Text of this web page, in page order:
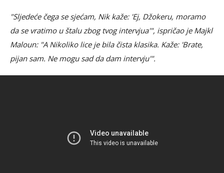
"Sljedeće čega se sjećam, Nik kaže: 'Ej, Džokeru, moramo
da se vratimo u štalu zbog tvog intervjua'", ispričao je Majkl
Maloun: "A Nikoliko lice je bila čista klasika. Kaže: 'Brate,
pijan sam. Ne mogu sad da dam intervju'".